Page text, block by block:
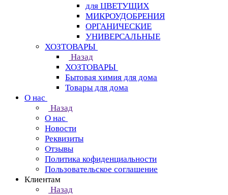
для ЦВЕТУЩИХ
МИКРОУДОБРЕНИЯ
ОРГАНИЧЕСКИЕ
УНИВЕРСАЛЬНЫЕ
ХОЗТОВАРЫ
Назад
ХОЗТОВАРЫ
Бытовая химия для дома
Товары для дома
О нас
Назад
О нас
Новости
Реквизиты
Отзывы
Политика кофиденциальности
Пользовательское соглашение
Клиентам
Назад